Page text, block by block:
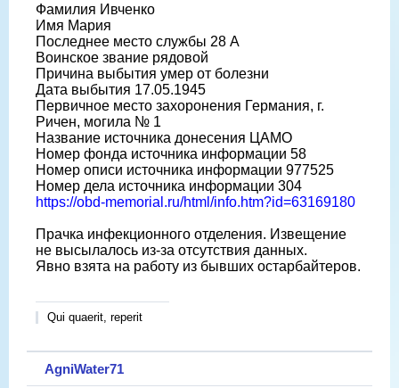
Фамилия Ивченко
Имя Мария
Последнее место службы 28 А
Воинское звание рядовой
Причина выбытия умер от болезни
Дата выбытия 17.05.1945
Первичное место захоронения Германия, г.
Ричен, могила № 1
Название источника донесения ЦАМО
Номер фонда источника информации 58
Номер описи источника информации 977525
Номер дела источника информации 304
https://obd-memorial.ru/html/info.htm?id=63169180
Прачка инфекционного отделения. Извещение
не высылалось из-за отсутствия данных.
Явно взята на работу из бывших остарбайтеров.
Qui quaerit, reperit
AgniWater71